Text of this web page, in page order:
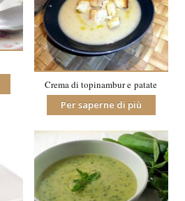
Crema di topinambur e patate
Per saperne di più